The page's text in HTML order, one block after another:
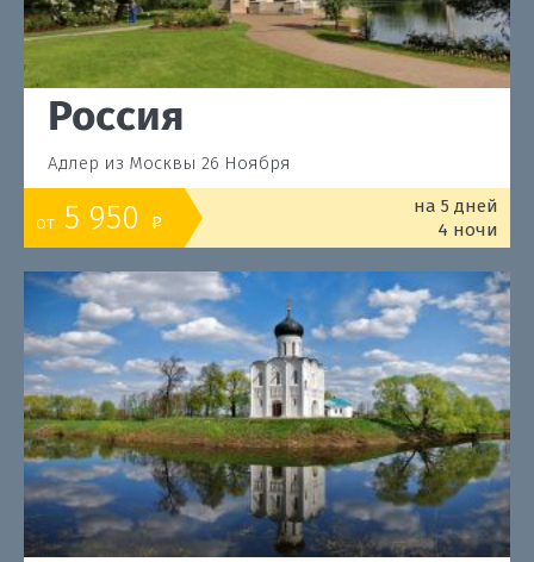
Россия
Адлер из Москвы 26 Ноября
от 5 950 o
на 5 дней
4 ночи